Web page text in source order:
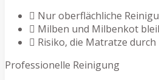
Nur oberflächliche
Milben und Milbenkot
Risiko, die Matratze
Professionelle Reinigung